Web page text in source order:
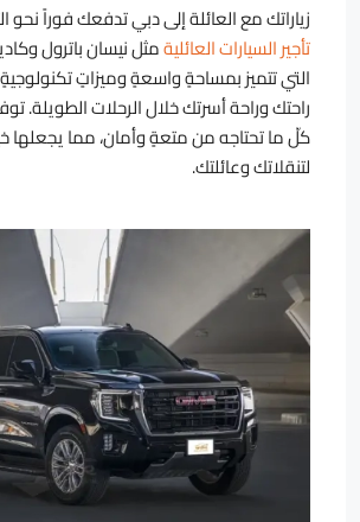
زياراتك مع العائلة إلى دبي تدفعك فوراً نحو
تأجير السيارات العائليةمثل نيسان باترول
التي تتميز بمساحةٍ واسعةٍ وميزاتٍ
راحتك وراحة أسرتك خلال الرحلات الطويلة.
كلّ ما تحتاجه من متعةٍ وأمان، مما يجعلها
لتنقلاتك وعائلتك.